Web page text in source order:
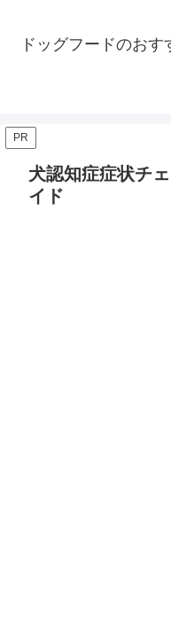
ドッグフードのお
PR
犬認知症症状チ
イド